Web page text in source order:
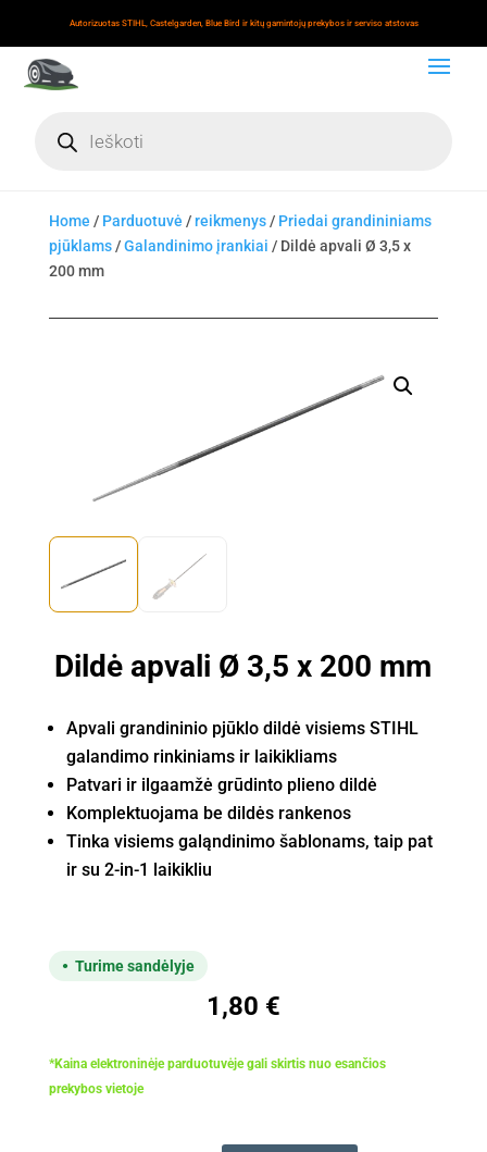
Autorizuotas STIHL, Castelgarden, Blue Bird ir kitų gamintojų prekybos ir serviso atstovas
search
Home / Parduotuvė /reikmenys/ Priedai grandininiams
pjūklams/Galandinimo įrankiai / Dildė apvali Ø 3,5 x
200 mm
Dildė apvali Ø 3,5 x 200 mm
Apvali grandininio pjūklo dildė visiems STIHL
galandimo rinkiniams ir laikikliams
Patvari ir ilgaamžė grūdinto plieno dildė
Komplektuojama be dildės rankenos
Tinka visiems galąndinimo šablonams, taip pat
ir su 2-in-1 laikikliu
Turime sandėlyje
1,80 €
*Kaina elektroninėje parduotuvėje gali skirtis nuo esančios
prekybos vietoje